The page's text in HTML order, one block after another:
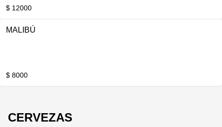
$ 12000
MALIBÚ
$ 8000
CERVEZAS